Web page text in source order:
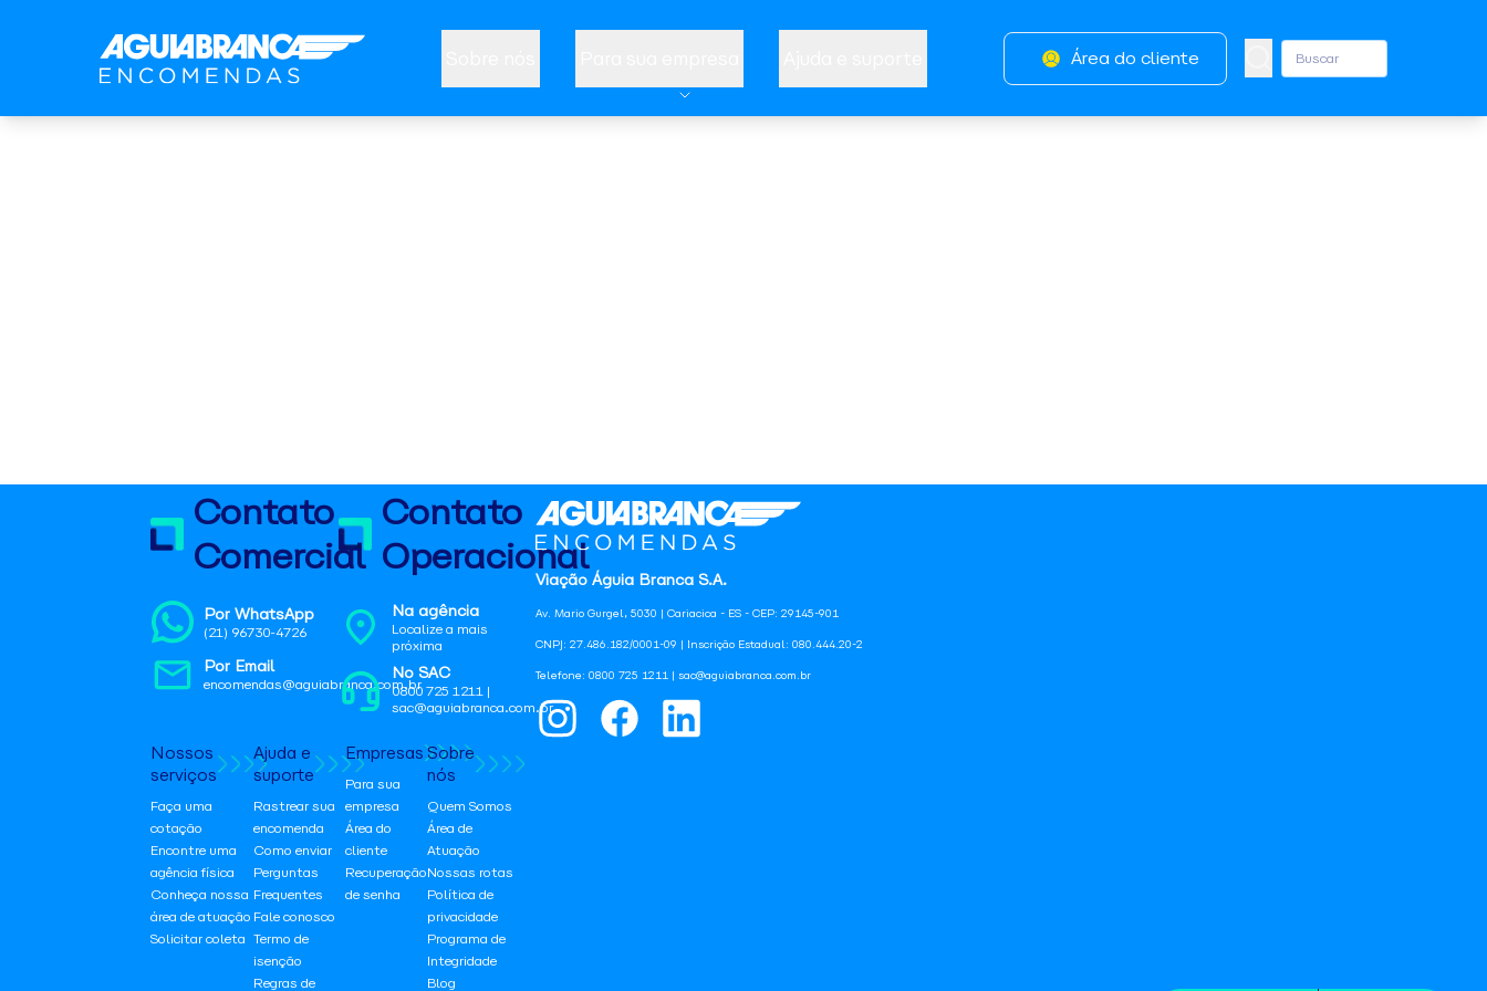
Área do cliente
Viação Águia Branca S.A.
Av. Mario Gurgel, 5030 | Cariacica - ES - CEP: 29145-901
CNPJ: 27.486.182/0001-09 | Inscrição Estadual: 080.444.20-2
Telefone: 0800 725 1211 | sac@aguiabranca.com.br
Contato
Comercial
Por WhatsApp
(21) 96730-4726
Por Email
encomendas@aguiabranca.com.br
Contato
Operacional
Na agência
Localize a mais
próxima
No SAC
0800 725 1211 |
sac@aguiabranca.com.br
Nossos
serviços
Faça uma
cotação
Encontre uma
agência física
Conheça nossa
área de atuação
Solicitar coleta
Ajuda e
suporte
Rastrear sua
encomenda
Como enviar
Perguntas
Frequentes
Fale conosco
Termo de
isenção
Regras de
Empresas
Para sua
empresa
Área do
cliente
Recuperação
de senha
Sobre
nós
Quem Somos
Área de
Atuação
Nossas rotas
Política de
privacidade
Programa de
Integridade
Blog